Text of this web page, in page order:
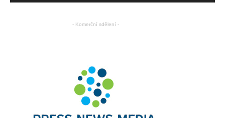
- Komerční sdělení -